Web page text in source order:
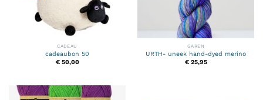
CADEAU
cadeaubon 50
€50,00
GAREN
URTH- uneek hand-dyed merino
€25,95